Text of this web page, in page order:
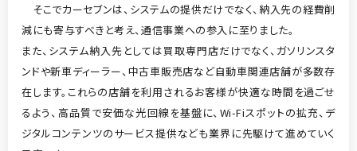
そこでカーセブンは、システムの提供だけでなく、納入先の経費削
減にも寄与すべきと考え、通信事業への参入に至りました。
また、システム納入先としては買取専門店だけでなく、ガソリンスタ
ンドや新車ディーラー、中古車販売店など自動車関連店舗が多数存
在します。これらの店舗を利用されるお客様が快適な時間を過ごせ
るよう、高品質で安価な光回線を基盤に、Wi-Fiスポットの拡充、デ
ジタルコンテンツのサービス提供なども業界に先駆けて進めていく